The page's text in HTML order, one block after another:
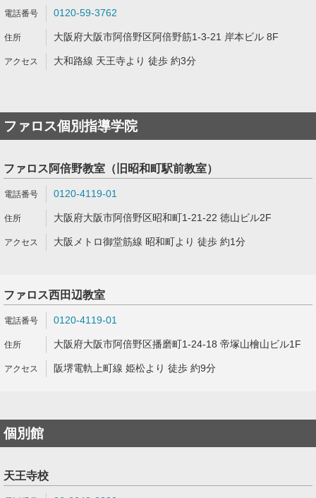
0120-59-3762
大阪府大阪市阿倍野区阿倍野筋1-3-21 岸本ビル 8F
大和路線 天王寺より 徒歩 約3分
ファロス個別指導学院
ファロス阿倍野教室（旧昭和町駅前教室）
0120-4119-01
大阪府大阪市阿倍野区昭和町1-21-22 徳山ビル2F
大阪メトロ御堂筋線 昭和町より 徒歩 約1分
ファロス西田辺教室
0120-4119-01
大阪府大阪市阿倍野区播磨町1-24-18 帝塚山檜山ビル1F
阪堺電軌上町線 姫松より 徒歩 約9分
個別館
天王寺校